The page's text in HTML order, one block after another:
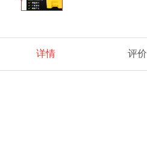
详情 评价